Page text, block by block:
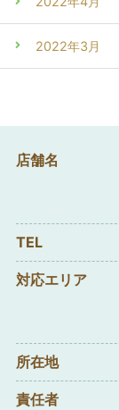
2022年3月
店舗名
TEL
対応エリア
所在地
責任者